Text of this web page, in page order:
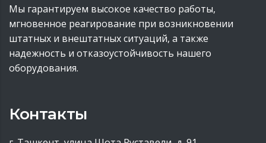
Мы гарантируем высокое качество работы,
мгновенное реагирование при возникновении
штатных и внештатных ситуаций, а также
надежность и отказоустойчивость нашего
оборудования.
Контакты